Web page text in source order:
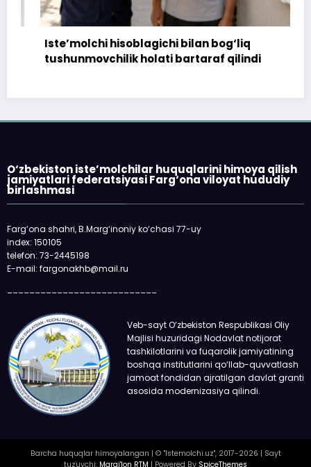
Iste’molchi hisoblagichi bilan bog‘liq
tushunmovchilik holati bartaraf qilindi
O‘zbekiston iste’molchilar huquqlarini himoya qilish
jamiyatlari federatsiyasi Farg‘ona viloyat hududiy
birlashmasi
Farg‘ona shahri, B.Marg‘inoniy ko‘chasi 77-uy
index: 150105
telefon: 73-2445198
E-mail: fargonakhb@mail.ru
Veb-sayt O‘zbekiston Respublikasi Oliy
Majlisi huzuridagi Nodavlat notijorat
tashkilotlarini va fuqarolik jamiyatining
boshqa institutlarini qo‘llab-quvvatlash
jamoat fondidan ajratilgan davlat granti
asosida modernizasiya qilindi.
Barcha huquqlar himoyalangan | © "Istemolchi.uz", 2017-2026 | Sayt
tuzuvchi: Margi'lon RTM | Powered By SpiceThemes